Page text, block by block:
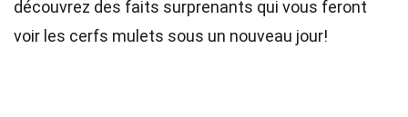
découvrez des faits surprenants qui vous feront
voir les cerfs mulets sous un nouveau jour!